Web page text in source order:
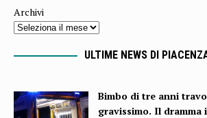
Archivi
ULTIME NEWS DI
Bimbo di tre anni
gravissimo. Il dramma